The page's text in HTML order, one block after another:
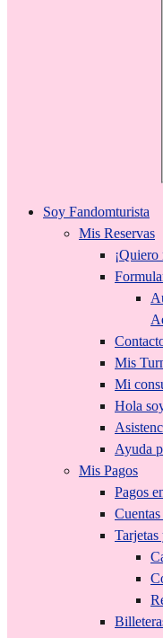
Soy Fandomturista
Mis Reservas
Mis
Mi
Hola
Ayuda
Mis Pagos
Pagos